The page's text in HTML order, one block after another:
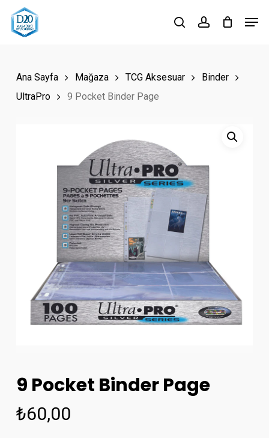
Skip
searchaccount
Ana Sayfa Mağaza TCG Aksesuar
Binder
UltraPro
9 Pocket Binder Page
9 Pocket Binder Page
₺60,00